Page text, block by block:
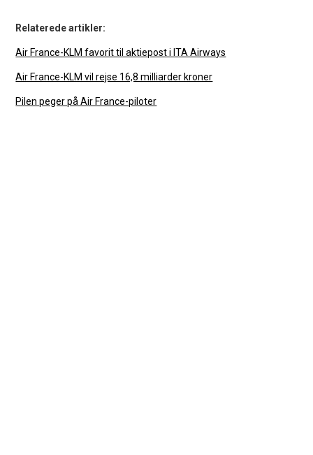
Relaterede artikler:
Air France-KLM favorit til aktiepost i ITA Airways
Air France-KLM vil rejse 16,8 milliarder kroner
Pilen peger på Air France-piloter